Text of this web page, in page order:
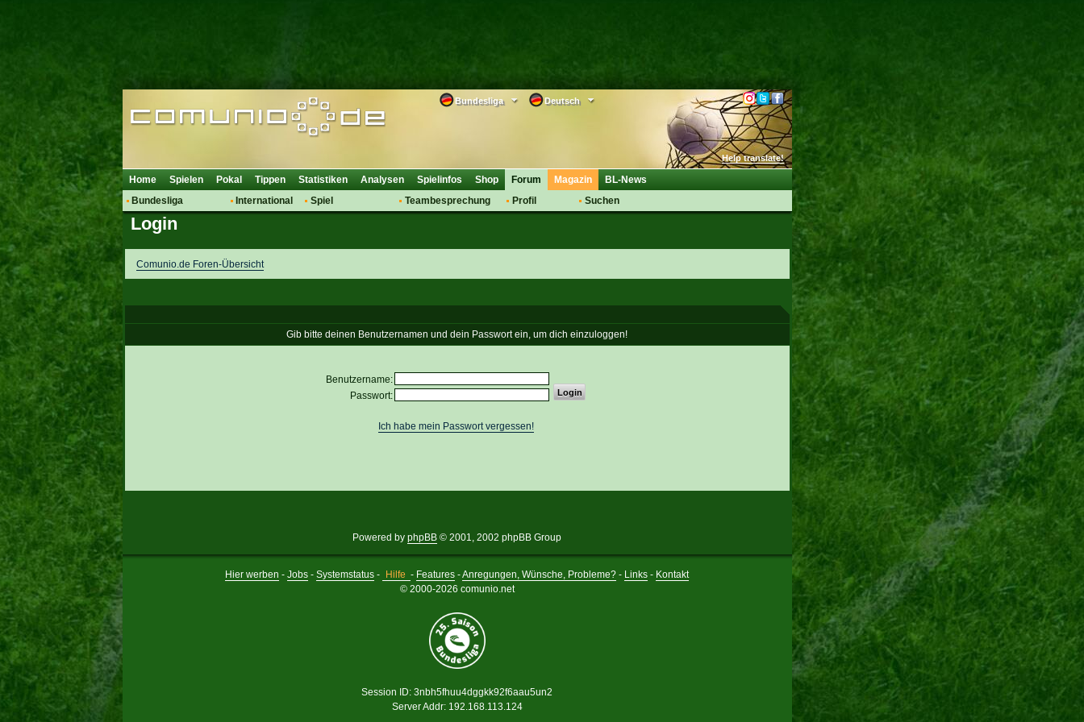
Deutsch
Bundesliga
Help translate!
Home Spielen Pokal Tippen Statistiken Analysen Spielinfos Shop
Forum
Bundesliga
Hot News
Spielanalyse
Vereinsdiskussion
International
Spiel
Teambesprechung
Saisonübergang
Profil
Suchen
Magazin BL-News
Login
Comunio.de Foren-Übersicht
Gib bitte deinen Benutzernamen und dein Passwort ein, um dich einzuloggen!
Benutzername:
Passwort:
Ich habe mein Passwort vergessen!
Powered by phpBB © 2001, 2002 phpBB Group
Hier werben - Jobs- Systemstatus- Hilfe - Features -Anregungen, Wünsche, Probleme? - Links - Kontakt
© 2000-2026 comunio.net
Session ID: 3nbh5fhuu4dggkk92f6aau5un2
Server Addr: 192.168.113.124